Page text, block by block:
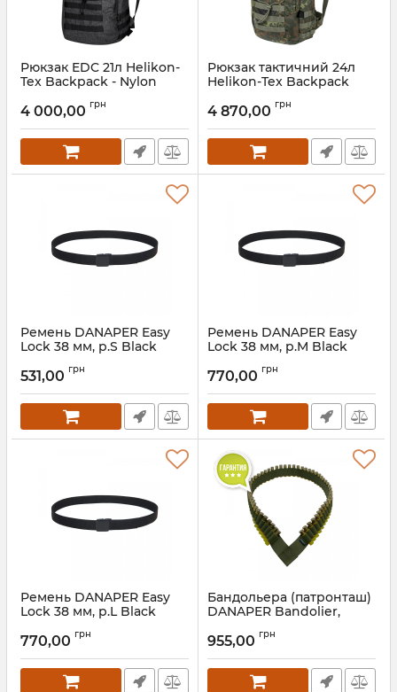
Рюкзак EDC 21л Helikon-
Tex Backpack - Nylon
Melange Black-Grey
Артикул:7_67299
4 000,00 грн
Рюкзак тактичний 24л
Helikon-Tex Backpack
Артикул:7_67298
4 870,00 грн
Ремень DANAPER Easy
Lock 38 мм, р.S Black
531,00 грн
Ремень DANAPER Easy
Lock 38 мм, р.M Black
770,00 грн
Ремень DANAPER Easy
Lock 38 мм, р.L Black
770,00 грн
Бандольера (патронташ)
DANAPER Bandolier,
955,00 грн